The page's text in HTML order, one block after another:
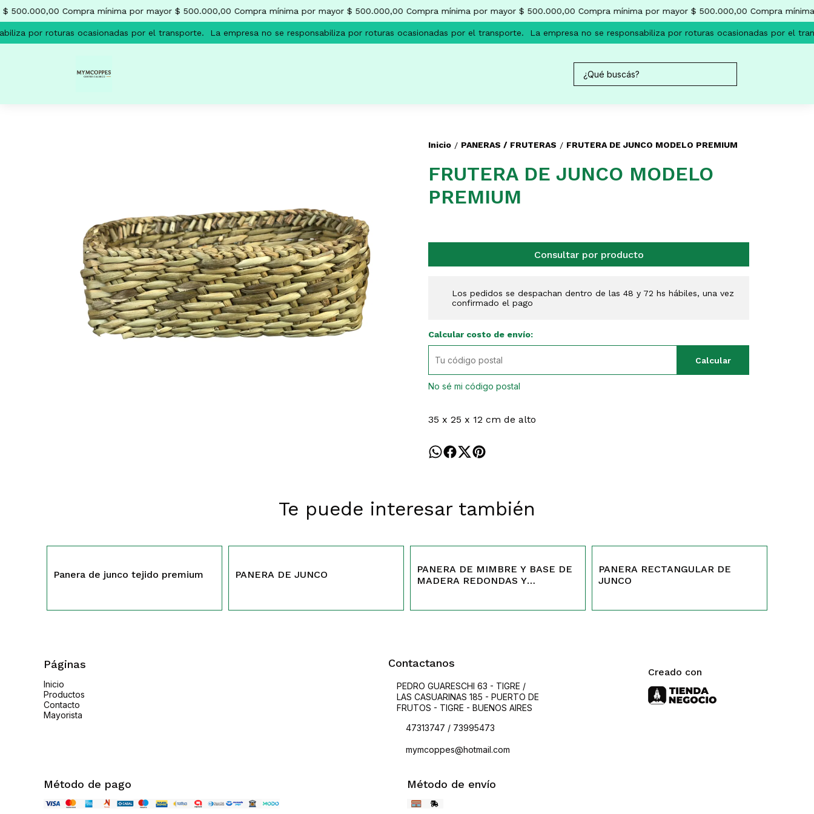
500.000,00 Compra mínima por mayor $ 500.000,00 Compra mínima por mayor $ 500.000,00 Compra mínima por mayor $ 500.000,00 Compra mínima por mayor $ 500.000,00 Compra mínima
por roturas ocasionadas por el transporte. La empresa no se responsabiliza por roturas ocasionadas por el transporte. La empresa no se responsabiliza por roturas ocasionadas por el
Inicio / PANERAS / FRUTERAS / FRUTERA DE JUNCO MODELO PREMIUM
FRUTERA DE JUNCO MODELO
PREMIUM
Consultar por producto
Los pedidos se despachan dentro de las 48 y 72 hs hábiles, una vez
confirmado el pago
Calcular costo de envío:
Calcular
No sé mi código postal
35 x 25 x 12 cm de alto
Te puede interesar también
Panera de junco tejido premium PANERA DE JUNCO
PANERA DE MIMBRE Y BASE DE
MADERA REDONDAS Y
PANERA RECTANGULAR DE
JUNCO
Páginas
Inicio
Productos
Contacto
Mayorista
Contactanos
PEDRO GUARESCHI 63 - TIGRE /
LAS CASUARINAS 185 - PUERTO DE
FRUTOS - TIGRE - BUENOS AIRES
47313747 / 73995473
mymcoppes@hotmail.com
Creado con
Método de pago Método de envío